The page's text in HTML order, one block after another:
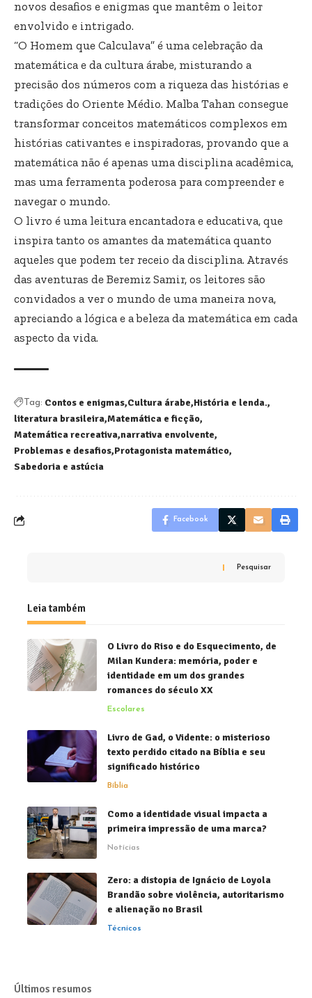
novos desafios e enigmas que mantêm o leitor
envolvido e intrigado.
“O Homem que Calculava” é uma celebração da
matemática e da cultura árabe, misturando a
precisão dos números com a riqueza das histórias e
tradições do Oriente Médio. Malba Tahan consegue
transformar conceitos matemáticos complexos em
histórias cativantes e inspiradoras, provando que a
matemática não é apenas uma disciplina acadêmica,
mas uma ferramenta poderosa para compreender e
navegar o mundo.
O livro é uma leitura encantadora e educativa, que
inspira tanto os amantes da matemática quanto
aqueles que podem ter receio da disciplina. Através
das aventuras de Beremiz Samir, os leitores são
convidados a ver o mundo de uma maneira nova,
apreciando a lógica e a beleza da matemática em cada
aspecto da vida.
Tag: Contos e enigmas Cultura árabe História e lenda.
literatura brasileira Matemática e ficção
Matemática recreativa narrativa envolvente
Problemas e desafios Protagonista matemático
Sabedoria e astúcia
Facebook
Pesquisar
Leia também
O Livro do Riso e do Esquecimento, de
Milan Kundera: memória, poder e
identidade em um dos grandes
romances do século XX
Escolares
Livro de Gad, o Vidente: o misterioso
texto perdido citado na Bíblia e seu
significado histórico
Bíblia
Como a identidade visual impacta a
primeira impressão de uma marca?
Notícias
Zero: a distopia de Ignácio de Loyola
Brandão sobre violência, autoritarismo
e alienação no Brasil
Técnicos
Últimos resumos